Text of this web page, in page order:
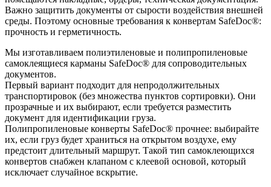
Важно защитить документы от сырости воздействия внешней
среды. Поэтому основные требования к конвертам SafeDoc®:
прочность и герметичность.
Мы изготавливаем полиэтиленовые и полипропиленовые
самоклеящиеся карманы SafeDoc® для сопроводительных
документов.
Первый вариант подходит для непродолжительных
транспортировок (без множества пунктов сортировки). Они
прозрачные и их выбирают, если требуется разместить
документ для идентификации груза.
Полипропиленовые конверты SafeDoc® прочнее: выбирайте
их, если груз будет храниться на открытом воздухе, ему
предстоит длительный маршрут. Такой тип самоклеющихся
конвертов снабжен клапаном с клеевой основой, который
исключает случайное вскрытие.